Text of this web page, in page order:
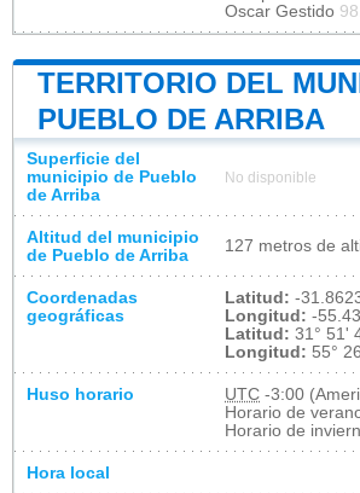
Oscar Gestido
TERRITORIO DEL
PUEBLO DE ARRIBA
Superficie del
municipio de Pueblo
de Arriba
No disponible
Altitud del municipio
de Pueblo de Arriba
127 metros de
Coordenadas
geográficas
Latitud: -
Longitud: -
Latitud: 31° 51'
Longitud: 55°
Huso horario UTC -3:00
Horario de
Horario de
Hora local